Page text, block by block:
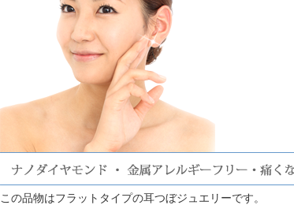
この品物はフラットタイプの耳つぼジュエリーです。